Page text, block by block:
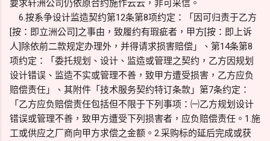
要求轩洲公司仍依原合约施作云云，非可采信。
6.按系争设计监造契约第12条第8项约定：「因可归责于乙方
[按：即立洲公司]之事由，致履约有瑕疵者，甲方[按：即上诉
人]除依前二款规定办理外，并得请求损害赔偿」、第14条第8
项约定：「委托规划、设计、监造或管理之契约，乙方因规划
设计错误、监造不实或管理不善，致甲方遭受损害，乙方应负
赔偿责任」、其附件「技术服务契约特订条款」第7条约定：
「乙方应负赔偿责任包括但不限于下列事项：㈠乙方规划设计
错误或管理不善，致甲方遭受下列损害者，应负赔偿责任。1.施
工或供应之厂商向甲方求偿之金额。2.采购标的延后完成或获